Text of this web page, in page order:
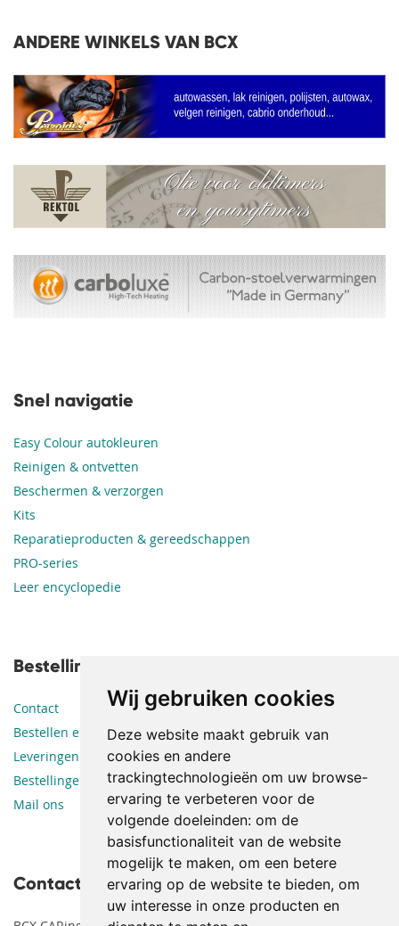
Wij gebruiken cookies
Deze website maakt gebruik van
cookies en andere
trackingtechnologieën om uw browse-
ervaring te verbeteren voor de
volgende doeleinden: om de
basisfunctionaliteit van de website
mogelijk te maken, om een betere
ervaring op de website te bieden, om
uw interesse in onze producten en
ANDERE WINKELS VAN BCX
Snel navigatie
Easy Colour autokleuren
Reinigen & ontvetten
Beschermen & verzorgen
Kits
Reparatieproducten & gereedschappen
PRO-series
Leer encyclopedie
Bestellingen en leveringen
Contact
Bestellen en betalen
Leveringen
Bestellingen en retouren
Mail ons
Contact